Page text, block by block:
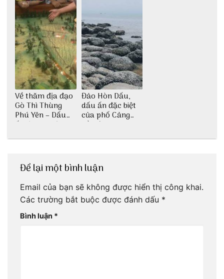
Về thăm địa đạo
Gò Thì Thùng
Phú Yên – Dấu
ấn lịch sử còn
Đảo Hòn Dấu,
dấu ấn đặc biệt
của phố Cảng
cần được khám
Để lại một bình luận
Email của bạn sẽ không được hiển thị công khai.
Các trường bắt buộc được đánh dấu *
Bình luận *